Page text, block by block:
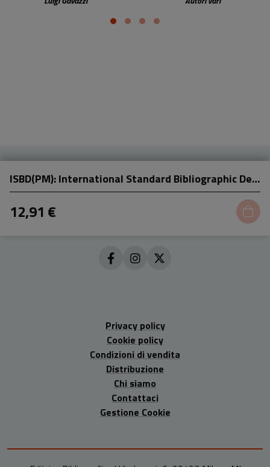
ISBD(PM): International Standard Bibliographic Description for Printed Music (Edizione italiana)
12,91 €
Privacy policy
Cookie policy
Condizioni di vendita
Distribuzione
Chi siamo
Contattaci
Gestione Cookie